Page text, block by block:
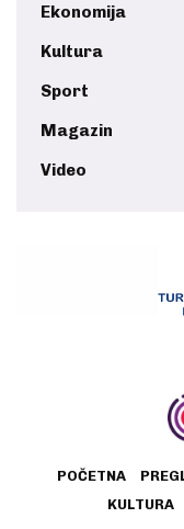
Ekonomija
Kultura
Sport
Magazin
Video
POČETNA
KULTURA